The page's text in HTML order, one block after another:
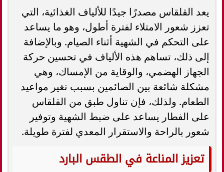
يعد القلقاس مصدرًا جيدًا للألياف الغذائية، التي
تعزز شعور الامتلاء لفترة أطول، وهو ما يساعد
على التحكم في الشهية أثناء الصيام. وبالإضافة
إلى ذلك، تساهم هذه الألياف في تحسين حركة
الجهاز الهضمي، والوقاية من الإمساك، وهي
مشكلة شائعة بين الصائمين بسبب تغير مواعيد
الطعام. ولذلك، فإن تناول طبق من القلقاس
على الفطار يساعد على ضبط الشهية وتوفير
شعور بالراحة والاستقرار المعدي لفترة طويلة.
تعزيز المناعة في الطقس البارد